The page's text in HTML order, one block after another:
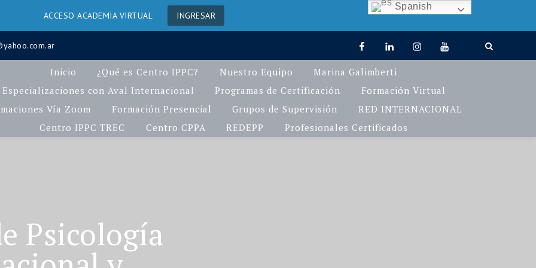
ACCESO ACADEMIA VIRTUAL INGRESAR
facebooklinkedinInstagram
You
Tube
TikTok
Inicio ¿Qué es Centro IPPC? Nuestro Equipo
Marina Galimberti
Especializaciones con Aval Internacional
Programas de Certificación
Formación Virtual
Vía Zoom
Formación Presencial Grupos de Supervisión
RED INTERNACIONAL
Centro IPPC TREC
Centro CPPA REDEPP Profesionales Certificados
Psicología
Spanish